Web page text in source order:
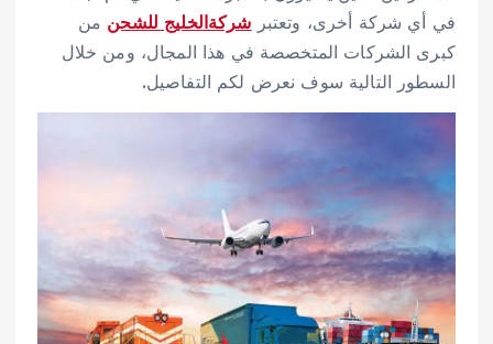
في أي شركة أخرى، وتعتبر شركةالخليج للشحن من
كبرى الشركات المتخصصة في هذا المجال، ومن خلال
السطور التالية سوف نعرض لكم التفاصيل.